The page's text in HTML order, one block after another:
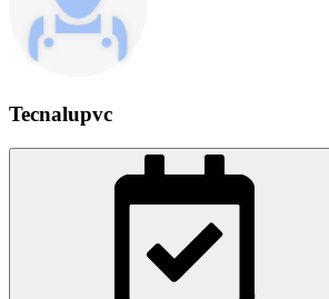
Tecnalupvc